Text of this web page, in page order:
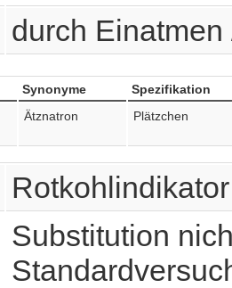
durch
Synonyme
Spezifikation
Ätznatron Plätzchen
Substitution